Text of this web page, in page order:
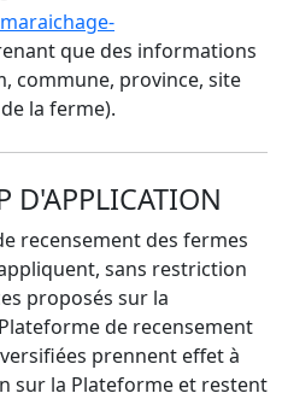
que des informations
commune, province, site
la ferme).
D'APPLICATION
recensement des fermes
sans restriction
proposés sur la
de recensement
prennent effet à
sur la Plateforme et restent